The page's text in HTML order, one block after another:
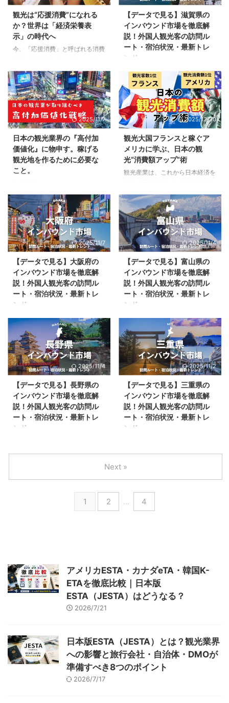
渡航認証制度は世界各国で導入・
運用されています。しかし、対象
となる旅行者や申請料金、有効期
間、制度の目的などは国によって
た仕組みとなっています。 本記
事では、アメリカESTA・カナダ
eTA・韓国K-ETAと、日本版
ESTA（JESTA）を比較しなが
ら、それ ...
かけになります。 本記事では、
現時点で明らかになっている制度
の方向性を整理したうえで、観光
業界が今から準備すべきポイント
を考えます。 日本版
ESTA（JESTA）とは 日本版
ESTA（JESTA：Japan
Electronic System for Travel
Authorization）は ...
観光は“応援消費”になれる
か？世界は「経済栄養表
示」の時代へ
今、「応援消費」と呼ばれる消費
は、モノやサービスを買うこと自
体ではなく、「誰を、どんな未来
を応援するのか」ということを意
識して選択したい人が増えている
ということです。 この考え方
は、「観光の高付加価値化」とも
重なります。とくに富裕層と呼ば
れる人たちは、旅に対して、人生
に影響を与えるストーリーや経
験、そして利用する施設や事業者
がどんな信条や哲学を持っている
的な旅・自己変革の旅）」とも呼
ばれています） では、日本の観
光事業 ...
【データで見る】滋賀県の
インバウンド市場を徹底解
説！外国人観光客の訪問ル
ート・宿泊状況・最新トレ
ンド
本記事では、最新の統計データを
もとに、滋賀県を訪れる外国人観
光客の訪問ルートや宿泊傾向、人
気の観光スポットを徹底分析。さ
らに、国別の旅行スタイルや注目
されるトレンドを解説し、滋賀県
注目すべきポイントを詳しくご紹
介します。 データをわかりやす
くまとめるだけでなく、いま何が
課題で、何に取り組むべきかも私
滋賀県のインバウンド市場 ※画像
はクリックで拡大できます。 滋
賀県の人気観光地 滋賀県を訪れ
る外国人観光客数（宿泊客数） ※
画像はクリックで拡大できま ...
2025/11/7
日本の観光業界の『高付加
価値化』に物申す。稼げる
観光地を作るために必要な
こと。
った言葉があります。それが「高
付加価値化」です。 ただこの
「高付加価値化」という言葉は非
常に分かりにくく、私はこの“解
釈”を間違えると、観光業界全体
として良くない方向に進んでしま
の日本の観光事業者が共通認識と
して持つべき「高付加価値化」に
ついて、私なりの考えを整理して
みたいと思います。 あくまで私
個人の持論ですので、「いや、そ
した方がいいんじゃないか」とい
う議論は大歓迎です。むしろ、そ
ういう議論こそが“日本の観光の
価 ...
2025/12/30
観光大国フランスと稼ぐア
メリカに学ぶ、日本の観
光“消費額アップ”術
観光産業は、これから日本経済を
ています。政府が掲げる目標は、
2030年までに訪日外国人観光客
を6,000万人に増やし、観光消費
額を15兆円に伸ばすこと。これは
世界に「観光の国・日本」を強く
印象づける、かなり挑戦的な数字
です。 では、日本はどんな観光
国を目指すべきでしょうか？観光
客数世界1位のフランスと、観光
収入世界1位のアメリカ。それぞ
れの現状とデータを比較しなが
ら、日本の未来のヒントを探って
ス、観光収入1位のアメリカ 世界
の観光客数ランキング ...
2025/11/7
【データで見る】大阪府の
インバウンド市場を徹底解
説！外国人観光客の訪問ル
ート・宿泊状況・最新トレ
ンド
大阪府のインバウンド市場 ※クリ
ックで拡大できます。 大阪府の
人気観光地 大阪府を訪れる外国
人観光客数（宿泊客数） ※クリッ
クで拡大できます。 観光庁「宿
泊旅行統計調査」を参照。 大阪
割合 ※クリックで拡大できます
観光庁「宿泊旅行統計調査」を参
照。 大阪府を訪れる外国人観光
客 消費額の割合 ※クリックで拡
ことが予想されています ...
2025/11/4
【データで見る】富山県の
インバウンド市場を徹底解
説！外国人観光客の訪問ル
ート・宿泊状況・最新トレ
ンド
富山県のインバウンド市場 ※クリ
ックで拡大できます。 富山県の
人気観光地 富山県を訪れる外国
人観光客数（宿泊客数） ※クリッ
クで拡大できます。 特筆すべき
は、富山県内を訪れる観光客の数
しているのに対し、宿泊客数は減
少している点です。 宿泊客数は
地域経済に大きく貢献するため、
観光客が訪れたメリットを地域が
す。 富山県を訪れる外国人観光
客 消費額の割合 ※クリ ...
2025/11/4
【データで見る】長野県の
インバウンド市場を徹底解
説！外国人観光客の訪問ル
ート・宿泊状況・最新トレ
ンド
の風景がSNSで話題になったこと
がきっかけで、冬季に訪れる方が
多いです。 長野県の人気観光地
長野県を訪れる外国人観光客数
割合 ※画像はクリックで拡大でき
ます 外国人の行動ルート・特徴
ほか 台湾人観光客 ※画像はクリ
ックで拡大できます 基本データ
2025/11/2
【データで見る】三重県の
インバウンド市場を徹底解
説！外国人観光客の訪問ル
ート・宿泊状況・最新トレ
ンド
外国人観光客数（宿泊客数） ※ク
リックで拡大できます ほとんど
の都道府県で、2019年（コロナ
前）と比べて増加しているのに対
して、三重県は減少しています。
額の割合 ※クリックで拡大できま
す 外国人の行動ルート・特徴ほ
か 台湾人観光客 ※クリックで拡
1 2 … 4
Next »
アメリカESTA・カナダeTA・韓国K-
ETAを徹底比較｜日本版
ESTA（JESTA）はどうなる？
2026/7/21
日本版ESTA（JESTA）とは？観光業界
への影響と旅行会社・自治体・DMOが
準備すべき8つのポイント
2026/7/17